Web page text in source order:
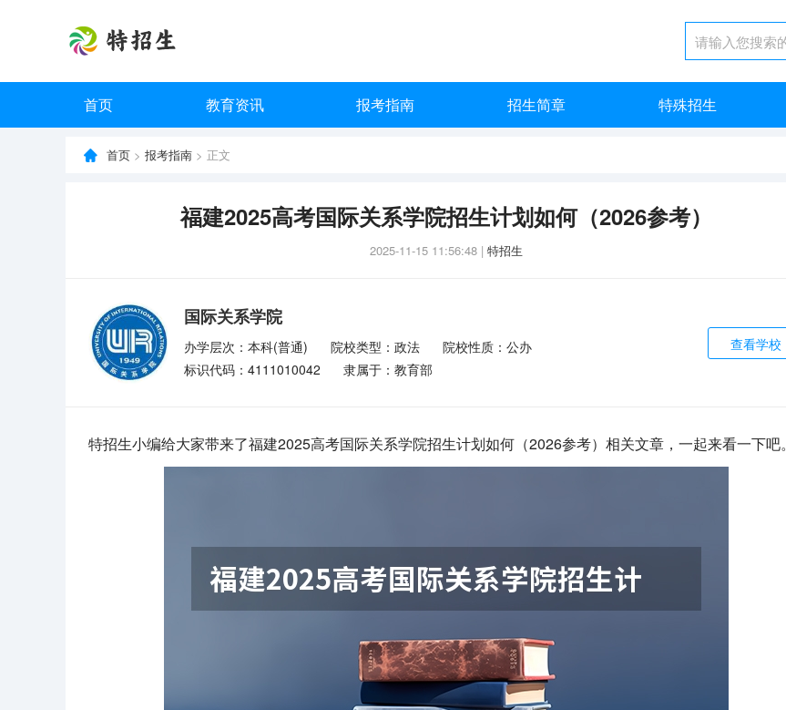
首页 教育资讯 报考指南 招生简章 特殊招生
首页 > 报考指南 > 正文
福建2025高考国际关系学院招生计划如何（2026参考）
2025-11-15 11:56:48 | 特招生
国际关系学院
办学层次：本科(普通) 院校类型：政法
院校性质：公办
标识代码：4111010042
隶属于：教育部
查看学校
特招生小编给大家带来了福建2025高考国际关系学院招生计划如何（2026参考）相关文章，一起来看一下吧。